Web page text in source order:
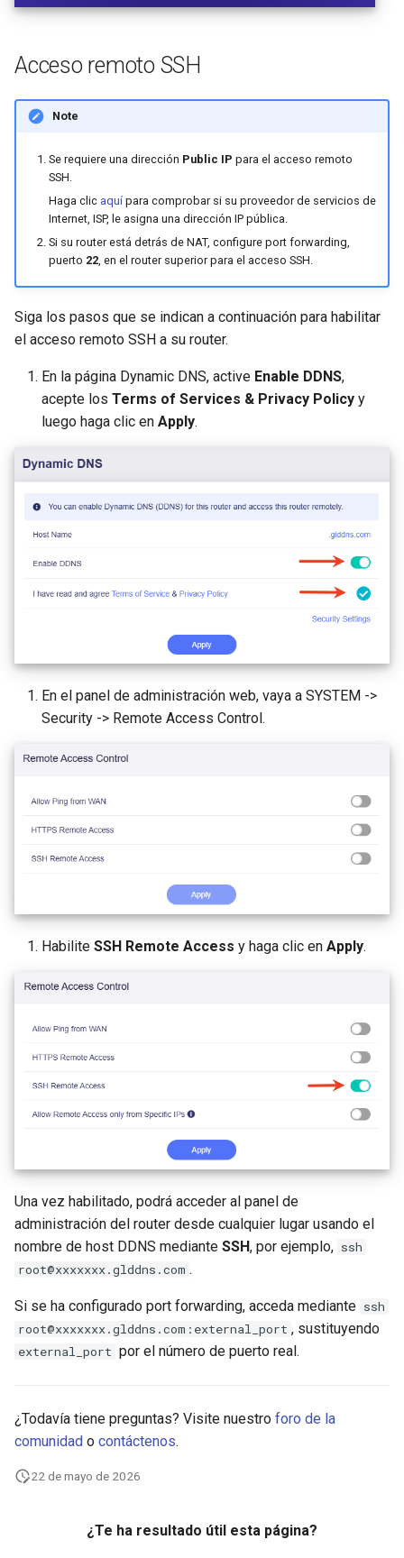
Acceso remoto SSH
Note
Se requiere una dirección Public IP para el acceso remoto
SSH.
Haga clic aquípara comprobar si su proveedor de servicios de
Internet, ISP, le asigna una dirección IP pública.
Si su router está detrás de NAT, configure port forwarding,
puerto 22, en el router superior para el acceso SSH.
Siga los pasos que se indican a continuación para habilitar
el acceso remoto SSH a su router.
En la página Dynamic DNS, active Enable DDNS,
acepte los Terms of Services & Privacy Policy y
luego haga clic en Apply.
En el panel de administración web, vaya a SYSTEM ->
Security -> Remote Access Control.
Habilite SSH Remote Access y haga clic en Apply.
Una vez habilitado, podrá acceder al panel de
administración del router desde cualquier lugar usando el
nombre de host DDNS mediante SSH, por ejemplo, ssh
root@xxxxxxx.glddns.com .
Si se ha configurado port forwarding, acceda mediante ssh
root@xxxxxxx.glddns.com:external_port , sustituyendo
external_port por el número de puerto real.
¿Todavía tiene preguntas? Visite nuestro foro de la
comunidad o contáctenos.
22 de mayo de 2026
¿Te ha resultado útil esta página?